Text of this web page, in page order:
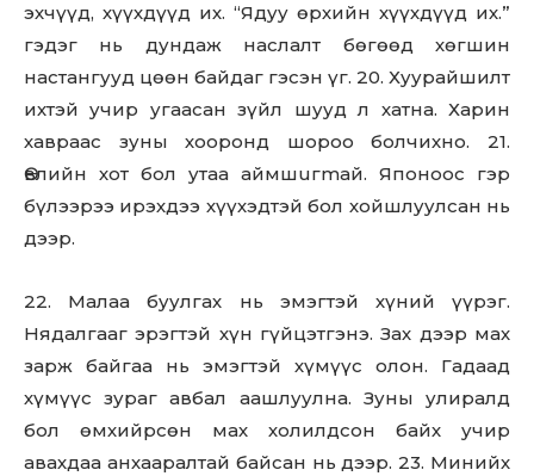
эхчүүд, хүүхдүүд их. “Ядуу өрхийн хүүхдүүд их.”
гэдэг нь дундаж наслалт бөгөөд хөгшин
настангууд цөөн байдаг гэсэн үг. 20. Хуурайшилт
ихтэй учир угаасан зүйл шууд л хатна. Харин
хавраас зуны хооронд шороо болчихно. 21.
Өвлийн хот бол утаа aймшuгmaй. Японоос гэр
бүлээрээ ирэхдээ хүүхэдтэй бол хойшлуулсан нь
дээр.
22. Малаа буулгах нь эмэгтэй хүний үүрэг.
Нядалгааг эрэгтэй хүн гүйцэтгэнэ. Зах дээр мах
зарж байгаа нь эмэгтэй хүмүүс олон. Гадаад
хүмүүс зураг авбал аашлуулна. Зуны улиралд
бол өмхийрсөн мах холилдсон байх учир
авахдаа анхааралтай байсан нь дээр. 23. Минийх